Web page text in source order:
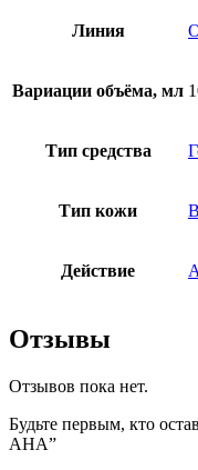
Линия
Вариации объёма, мл
Тип средства
Тип кожи
Действие
Отзывы
Отзывов пока нет.
Будьте первым, кто
АНА”